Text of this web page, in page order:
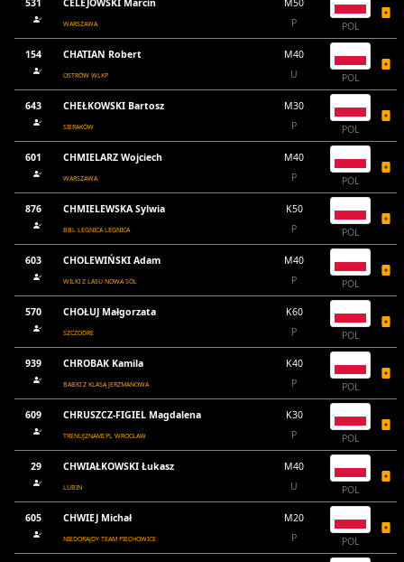
531 CELEJOWSKI Marcin
WARSZAWA
M50
P
POL
154 CHATIAN Robert
OSTRÓW WLKP
M40
U
POL
643 CHEŁKOWSKI Bartosz
SIERAKÓW
M30
P
POL
601 CHMIELARZ Wojciech
WARSZAWA
M40
P
POL
876 CHMIELEWSKA Sylwia
BBL LEGNICA LEGNICA
K50
P
POL
603 CHOLEWIŃSKI Adam
WILKI Z LASU NOWA SÓL
M40
P
POL
570 CHOŁUJ Małgorzata
SZCZODRE
K60
P
POL
939 CHROBAK Kamila
BABKI Z KLASĄ JERZMANOWA
K40
P
POL
609 CHRUSZCZ-FIGIEL Magdalena
TRENUJZNAMI.PL WROCŁAW
K30
P
POL
29 CHWIAŁKOWSKI Łukasz
LUBIN
M40
U
POL
605 CHWIEJ Michał
NIEDORAJDY TEAM PIECHOWICE
M20
P
POL